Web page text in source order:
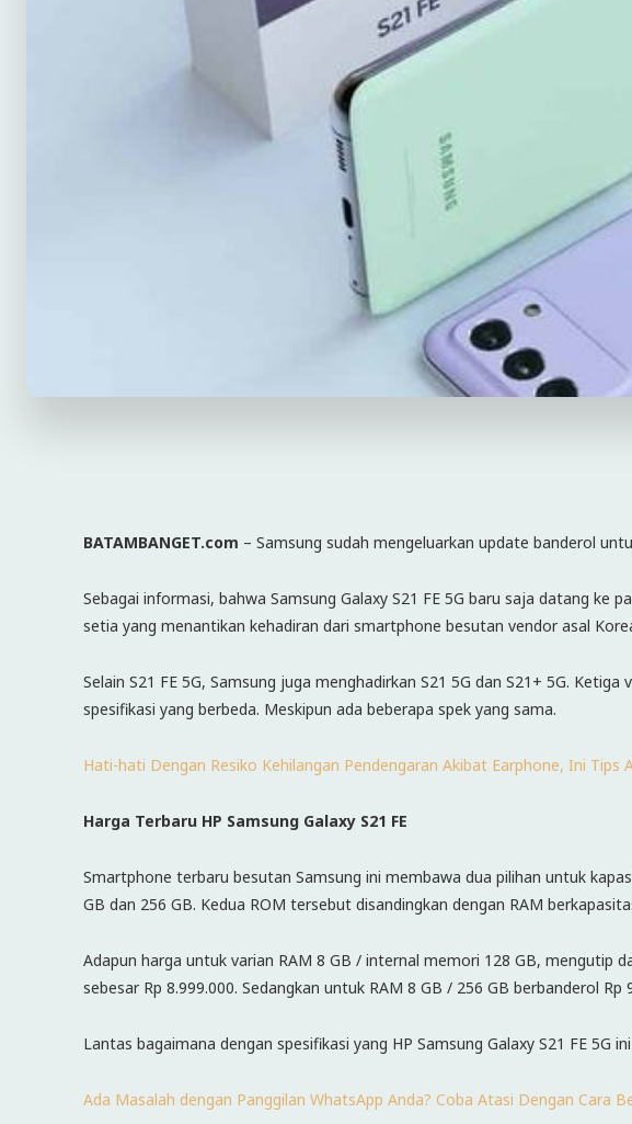
BATAMBANGET.com – Samsung sudah mengeluarkan update banderol
Sebagai informasi, bahwa Samsung Galaxy S21 FE 5G baru saja datang ke
setia yang menantikan kehadiran dari smartphone besutan vendor asal
Selain S21 FE 5G, Samsung juga menghadirkan S21 5G dan S21+ 5G.
spesifikasi yang berbeda. Meskipun ada beberapa spek yang sama.
Hati-hati Dengan Resiko Kehilangan Pendengaran Akibat Earphone, Ini Tips
Harga Terbaru HP Samsung Galaxy S21 FE
Smartphone terbaru besutan Samsung ini membawa dua pilihan untuk
GB dan 256 GB. Kedua ROM tersebut disandingkan dengan RAM
Adapun harga untuk varian RAM 8 GB / internal memori 128 GB, mengutip
sebesar Rp 8.999.000. Sedangkan untuk RAM 8 GB / 256 GB berbanderol Rp
Lantas bagaimana dengan spesifikasi yang HP Samsung Galaxy S21 FE 5G
Ada Masalah dengan Panggilan WhatsApp Anda? Coba Atasi Dengan Cara